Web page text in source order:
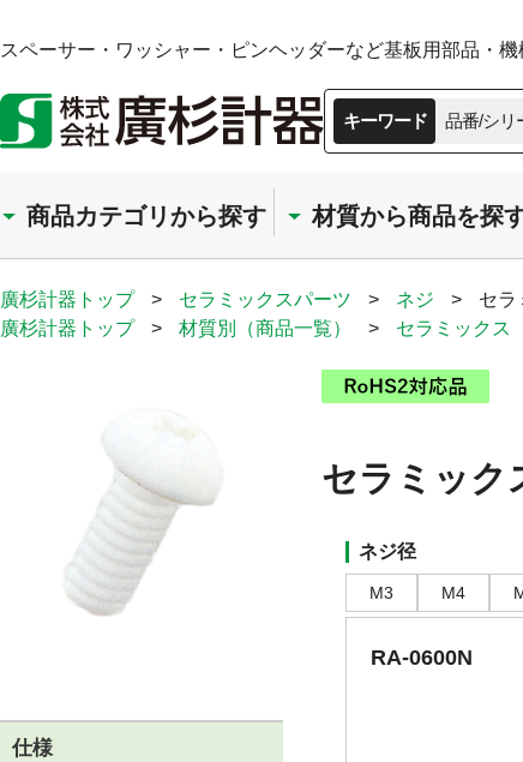
スペーサー・ワッシャー・ピンヘッダーなど基板用部品・
キーワード 品番/シリ
商品カテゴリから探す 材質から商品を探
廣杉計器トップ > セラミックスパーツ > ネジ >
セラ
廣杉計器トップ
> 材質別（商品一覧） > セラミックス
仕様
セラミック
ネジ径
M3 M4
RA-0600N